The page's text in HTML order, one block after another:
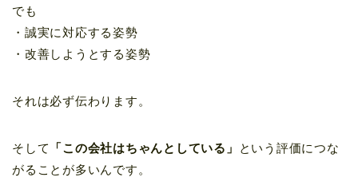
でも
・誠実に対応する姿勢
・改善しようとする姿勢
それは必ず伝わります。
そして 「この会社はちゃんとしている」
という評価につな
がることが多いんです。